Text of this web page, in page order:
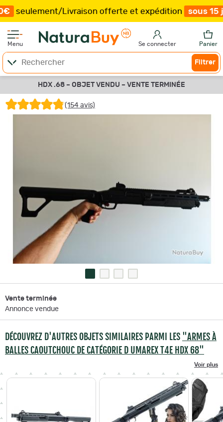
Livraison offerte et expédition sous 15 jours /
Menu Se connecter Panier
Filtrer
HDX .68 – OBJET VENDU – VENTE TERMINÉE
(154 avis)
Vente terminée
Annonce vendue
DÉCOUVREZ D'AUTRES OBJETS SIMILAIRES PARMI LES "ARMES À
BALLES CAOUTCHOUC DE CATÉGORIE D UMAREX T4E HDX 68"
Voir plus